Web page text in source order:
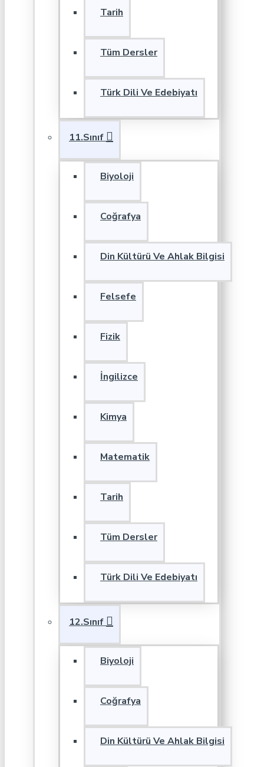
Tarih
Tüm Dersler
Türk Dili Ve Edebiyatı
11.Sınıf
Biyoloji
Coğrafya
Din Kültürü Ve Ahlak Bilgisi
Felsefe
Fizik
İngilizce
Kimya
Matematik
Tarih
Tüm Dersler
Türk Dili Ve Edebiyatı
12.Sınıf
Biyoloji
Coğrafya
Din Kültürü Ve Ahlak Bilgisi